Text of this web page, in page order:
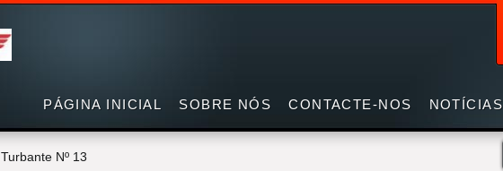
Turbante Nº 13
PÁGINA INICIAL SOBRE NÓS CONTACTE-NOS NOTÍCIAS